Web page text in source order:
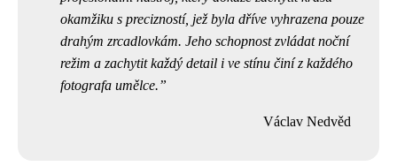
okamžiku s precizností, jež byla dříve vyhrazena pouze
drahým zrcadlovkám. Jeho schopnost zvládat noční
režim a zachytit každý detail i ve stínu činí z každého
fotografa umělce.
Václav Nedvěd